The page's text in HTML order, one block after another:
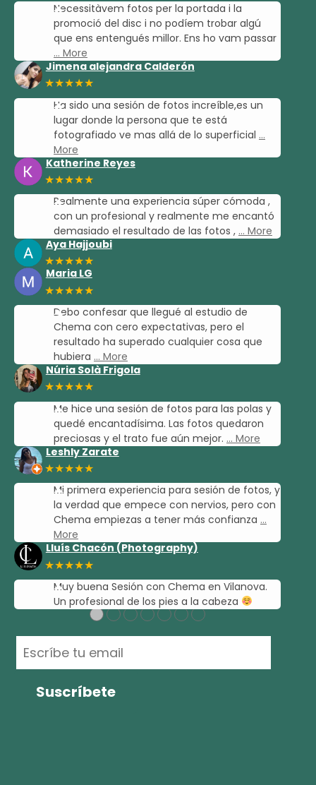
Necessitàvem fotos per la portada i la
promoció del disc i no podíem trobar algú
que ens entengués millor. Ens ho vam passar
… More
Jimena alejandra Calderón
★★★★★
Ha sido una sesión de fotos increíble,es un
lugar donde la persona que te está
fotografiado ve mas allá de lo superficial …
More
Katherine Reyes
★★★★★
Realmente una experiencia súper cómoda ,
con un profesional y realmente me encantó
demasiado el resultado de las fotos , … More
Aya Hajjoubi
★★★★★
Maria LG
★★★★★
Debo confesar que llegué al estudio de
Chema con cero expectativas, pero el
resultado ha superado cualquier cosa que
hubiera … More
Núria Solà Frigola
★★★★★
Me hice una sesión de fotos para las polas y
quedé encantadísima. Las fotos quedaron
preciosas y el trato fue aún mejor. … More
Leshly Zarate
★★★★★
Mi primera experiencia para sesión de fotos, y
la verdad que empece con nervios, pero con
Chema empiezas a tener más confianza …
More
Lluís Chacón (Photography)
★★★★★
Muy buena Sesión con Chema en Vilanova.
Un profesional de los pies a la cabeza
●●●●●●●